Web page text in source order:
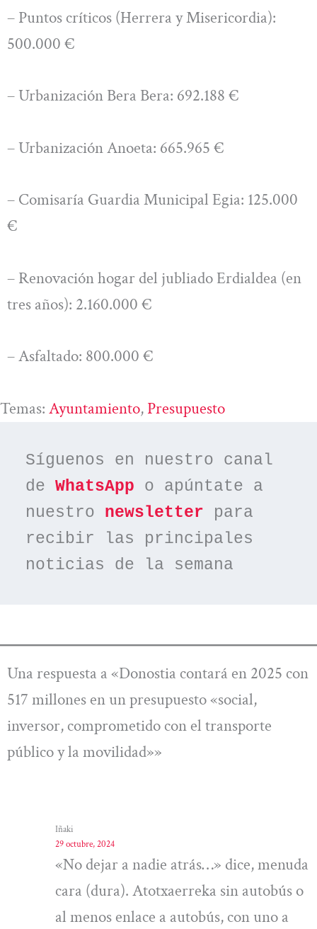
– Puntos críticos (Herrera y Misericordia):
500.000 €
– Urbanización Bera Bera: 692.188 €
– Urbanización Anoeta: 665.965 €
– Comisaría Guardia Municipal Egia: 125.000
€
– Renovación hogar del jubliado Erdialdea (en
tres años): 2.160.000 €
– Asfaltado: 800.000 €
Temas: Ayuntamiento, Presupuesto
Síguenos en nuestro canal
de WhatsApp o apúntate a
nuestro newsletter para
recibir las principales
noticias de la semana
Una respuesta a «Donostia contará en 2025 con
517 millones en un presupuesto «social,
inversor, comprometido con el transporte
público y la movilidad»»
Iñaki
29 octubre, 2024
«No dejar a nadie atrás…» dice, menuda
cara (dura). Atotxaerreka sin autobús o
al menos enlace a autobús, con uno a